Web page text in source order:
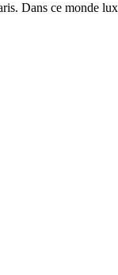
Dans ce monde